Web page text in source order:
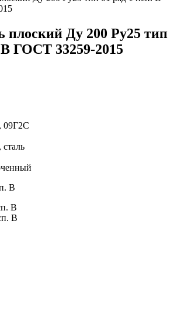
плоский Ду 200 Ру25 тип
ГОСТ 33259-2015
09Г2С
B
B
B